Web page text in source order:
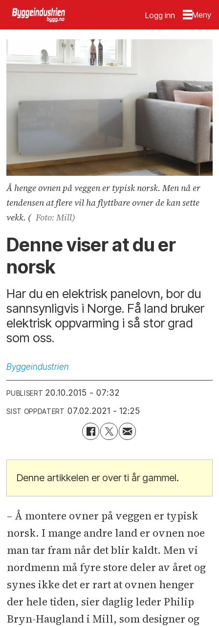
Logg inn
Å henge ovnen på veggen er typisk norsk. Men nå er
tendensen at flere vil ha flyttbare ovner de kan sette
vekk. ( Foto: Mill)
Denne viser at du er
norsk
Har du en elektrisk panelovn, bor du
sannsynligvis i Norge. Få land bruker
elektrisk oppvarming i så stor grad
som oss.
Byggeindustrien
PUBLISERT 20.10.2015 - 07:32
SIST OPPDATERT 07.02.2021 - 12:25
Denne artikkelen er over ti år gammel.
– Å montere ovner på veggen er typisk
norsk. I mange andre land er ovnen noe
man tar fram når det blir kaldt. Men vi
nordmenn må fyre store deler av året og
synes ikke det er rart at ovnen henger
der hele tiden, sier daglig leder Philip
Bryn-Haugland i Mill, som designer og